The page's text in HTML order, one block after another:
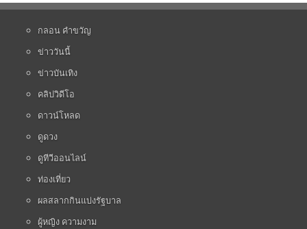
กลอน คำขวัญ
ข่าววันนี้
ข่าวบันเทิง
คลิปวิดีโอ
ดาวน์โหลด
ดูดวง
ดูทีวีออนไลน์
ท่องเที่ยว
ผลสลากกินแบ่งรัฐบาล
ผู้หญิง ความงาม